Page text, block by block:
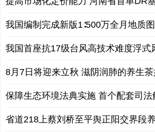
我国编制完成新版1∶500万全月地质
我国首座抗17级台风高技术难度浮式
8月7日将迎来立秋 滋阴润肺的养生
保障生态环境法典实施 首个配套司法
省道218上蔡刘桥至平舆正阳交界段